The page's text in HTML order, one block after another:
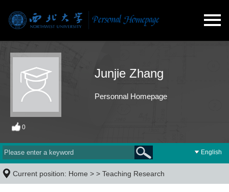
Junjie Zhang
Personnal Homepage
0
English
Current position: Home > > Teaching Research